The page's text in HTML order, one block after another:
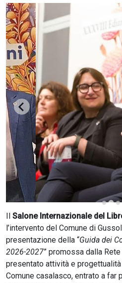
L'EDITORIALE
SEZIONI
CERCA
Salone Internazionale del
l’intervento del Comune di
presentazione della “Guida dei
2026-2027” promossa dalla
presentato attività e progettualità
Comune casalasco, entrato a far